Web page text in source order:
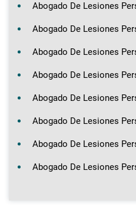
Abogado De Lesiones
Abogado De Lesiones
Abogado De Lesiones
Abogado De Lesiones
Abogado De Lesiones
Abogado De Lesiones
Abogado De Lesiones
Abogado De Lesiones